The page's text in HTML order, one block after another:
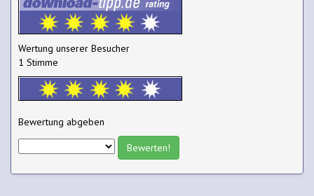
Wertung unserer Besucher
1 Stimme
Bewertung abgeben